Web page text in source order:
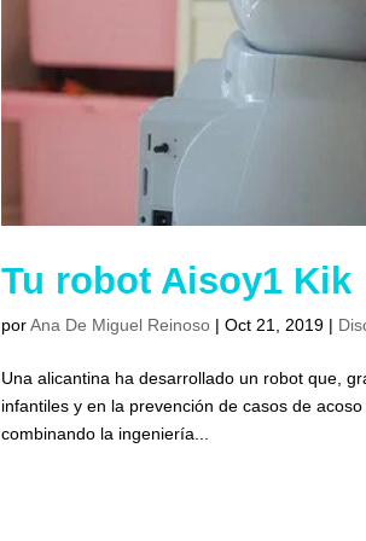
Tu robot Aisoy1 Kik
porAna De Miguel Reinoso |Oct 21, 2019 |
Una alicantina ha desarrollado un robot que,
infantiles y en la prevención de casos de
combinando la ingeniería...